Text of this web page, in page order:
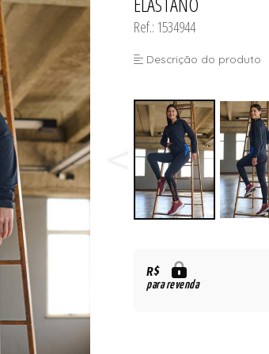
Ref.: 1534944
Descrição do produto
R$
para revenda